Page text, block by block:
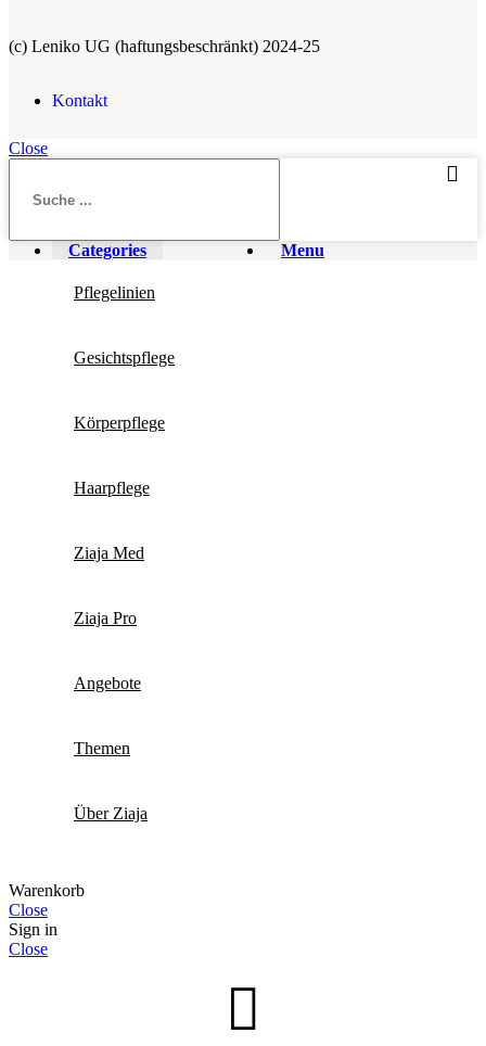
(c) Leniko UG (haftungsbeschränkt) 2024-25
Kontakt
Close
Menu
Categories
Pflegelinien
Gesichtspflege
Körperpflege
Haarpflege
Ziaja Med
Ziaja Pro
Angebote
Themen
Über Ziaja
Warenkorb
Close
Sign in
Close